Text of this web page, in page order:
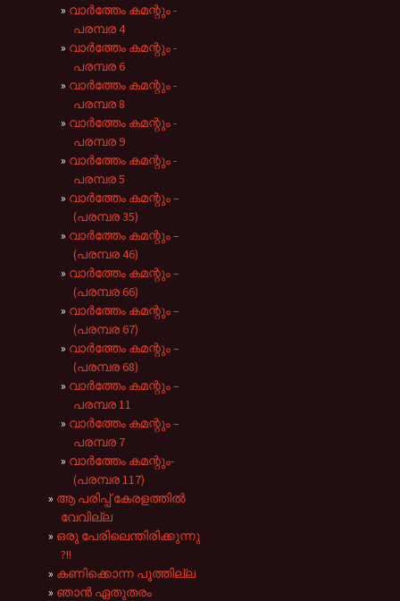
വാർത്തേം കമന്റും -
പരമ്പര 4
വാർത്തേം കമന്റും -
പരമ്പര 6
വാർത്തേം കമന്റും -
പരമ്പര 8
വാർത്തേം കമന്റും -
പരമ്പര 9
വാർത്തേം കമന്റും -
‪പരമ്പര‬ 5
വാർത്തേം കമന്റും –
(പരമ്പര 35)
വാർത്തേം കമന്റും –
(പരമ്പര 46)
വാർത്തേം കമന്റും –
(പരമ്പര 66)
വാർത്തേം കമന്റും –
(പരമ്പര 67)
വാർത്തേം കമന്റും –
(പരമ്പര 68)
വാർത്തേം കമന്റും –
പരമ്പര 11
വാർത്തേം കമന്റും –
പരമ്പര 7
വാർത്തേം കമന്റും-
(പരമ്പര 117)
ആ പരിപ്പ് കേരളത്തിൽ
വേവില്ല
ഒരു പേരിലെന്തിരിക്കുന്നു
?!!
കണിക്കൊന്ന പൂത്തില്ല
ഞാൻ ഏതുതരം